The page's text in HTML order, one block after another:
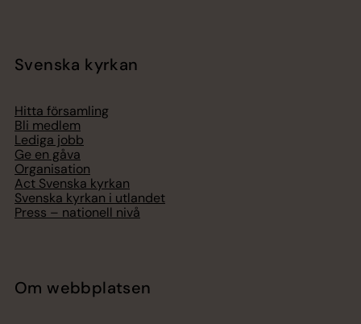
Svenska kyrkan
Hitta församling
Bli medlem
Lediga jobb
Ge en gåva
Organisation
Act Svenska kyrkan
Svenska kyrkan i utlandet
Press – nationell nivå
Om webbplatsen